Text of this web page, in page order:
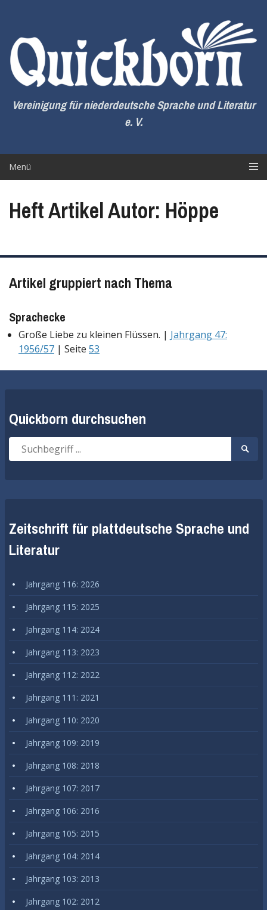
springen
Vereinigung für niederdeutsche Sprache und Literatur
e. V.
Menü
Heft Artikel Autor: Höppe
Artikel gruppiert nach Thema
Sprachecke
Große Liebe zu kleinen Flüssen. | Jahrgang 47:
1956/57 | Seite 53
Quickborn durchsuchen
Suche
nach:
Suche
Zeitschrift für plattdeutsche Sprache und
Literatur
Jahrgang 116: 2026
Jahrgang 115: 2025
Jahrgang 114: 2024
Jahrgang 113: 2023
Jahrgang 112: 2022
Jahrgang 111: 2021
Jahrgang 110: 2020
Jahrgang 109: 2019
Jahrgang 108: 2018
Jahrgang 107: 2017
Jahrgang 106: 2016
Jahrgang 105: 2015
Jahrgang 104: 2014
Jahrgang 103: 2013
Jahrgang 102: 2012